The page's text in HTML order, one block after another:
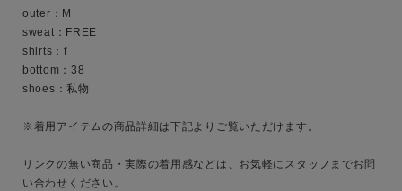
キーワード
outer：M
sweat：FREE
shirts：f
bottom：38
shoes：私物
※着用アイテムの商品詳細は下記よりご覧いただけます。
リンクの無い商品・実際の着用感などは、お気軽にスタッフまでお問
い合わせください。